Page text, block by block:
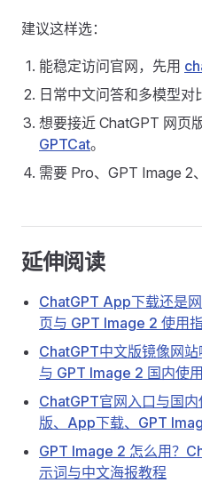
建议这样选：
能稳定访问官网，先用
日常中文问答和多模型对
想要接近 ChatGPT 网页
GPTCat。
需要 Pro、GPT Image 2
延伸阅读
ChatGPT App下载还是
页与 GPT Image 2 使用
ChatGPT中文版镜像网
与 GPT Image 2 国内使
ChatGPT官网入口与国
版、App下载、GPT
GPT Image 2 怎么用？
示词与中文海报教程